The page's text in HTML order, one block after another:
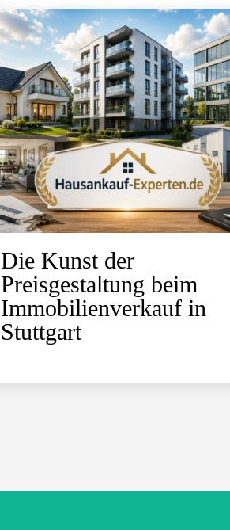
Die Kunst der
Preisgestaltung beim
Immobilienverkauf in
Stuttgart